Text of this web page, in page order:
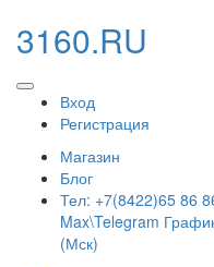
3160.RU
Вход
Регистрация
Магазин
Блог
Тел: +7(8422)65 86
Max\Telegram
(Мск)